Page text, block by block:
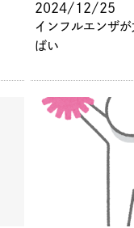
2024/12/25
インフルエンザ
ばい